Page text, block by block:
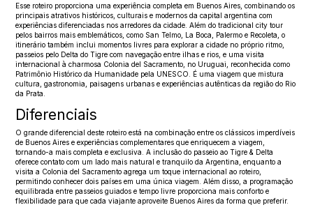
Esse roteiro proporciona uma experiência completa em Buenos Aires, combinando os
principais atrativos históricos, culturais e modernos da capital argentina com
experiências diferenciadas nos arredores da cidade. Além do tradicional city tour
pelos bairros mais emblemáticos, como San Telmo, La Boca, Palermo e Recoleta, o
itinerário também inclui momentos livres para explorar a cidade no próprio ritmo,
passeios pelo Delta do Tigre com navegação entre ilhas e rios, e uma visita
internacional à charmosa Colonia del Sacramento, no Uruguai, reconhecida como
Patrimônio Histórico da Humanidade pela UNESCO. É uma viagem que mistura
cultura, gastronomia, paisagens urbanas e experiências autênticas da região do Rio
da Prata.
Diferenciais
O grande diferencial deste roteiro está na combinação entre os clássicos imperdíveis
de Buenos Aires e experiências complementares que enriquecem a viagem,
tornando-a mais completa e exclusiva. A inclusão do passeio ao Tigre & Delta
oferece contato com um lado mais natural e tranquilo da Argentina, enquanto a
visita a Colonia del Sacramento agrega um toque internacional ao roteiro,
permitindo conhecer dois países em uma única viagem. Além disso, a programação
equilibrada entre passeios guiados e tempo livre proporciona mais conforto e
flexibilidade para que cada viajante aproveite Buenos Aires da forma que preferir.